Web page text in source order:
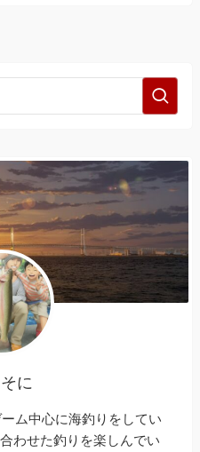
に
ム中心に海釣りをしてい
わせた釣りを楽しんでい